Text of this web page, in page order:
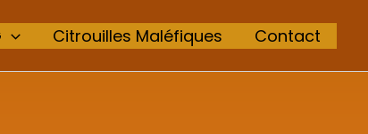
Citrouilles Maléfiques Contact